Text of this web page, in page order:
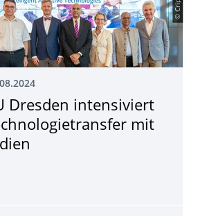
Dresden intensiviert
mit